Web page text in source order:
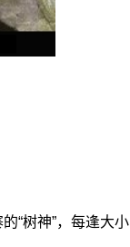
“树神”，每逢大小